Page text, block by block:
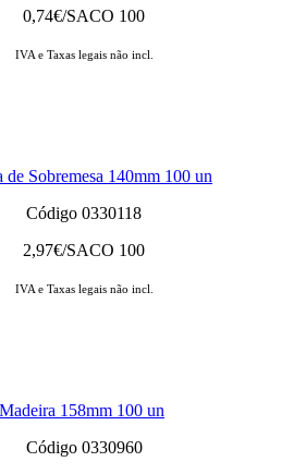
0,74€/SACO 100
IVA e Taxas legais não incl.
Sobremesa 140mm 100 un
Código 0330118
2,97€/SACO 100
IVA e Taxas legais não incl.
158mm 100 un
Código 0330960